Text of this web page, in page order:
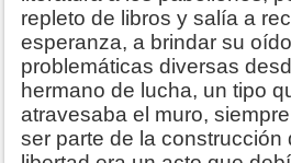
repleto de libros y salía a
esperanza, a brindar su
problemáticas diversas
hermano de lucha, un tipo
atravesaba el muro,
ser parte de la